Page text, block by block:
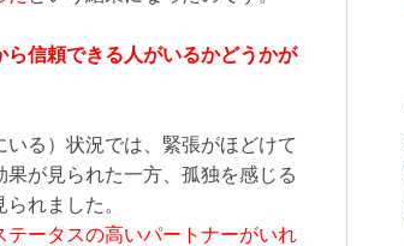
ら信頼できる人がいるかどうかが
る）状況では、緊張がほどけて
が見られた一方、孤独を感じる
れました。
テータスの高いパートナーがいれ